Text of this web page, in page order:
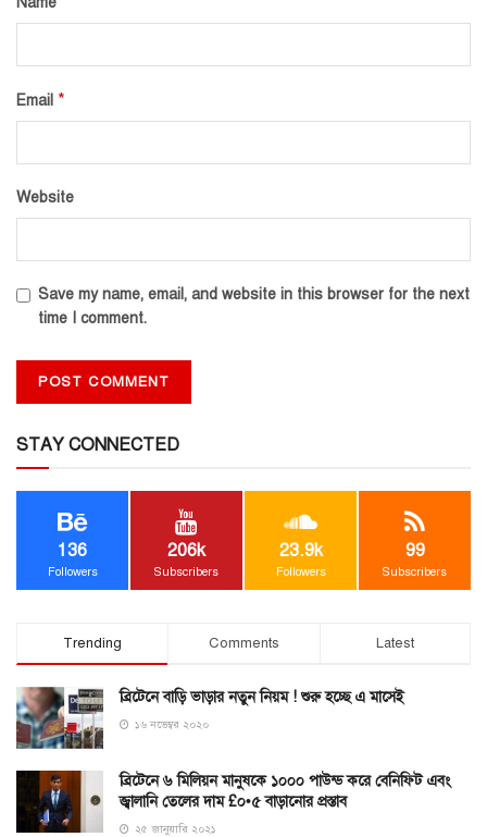
Email *
Website
Save my name, email, and website in this browser for the next
time I comment.
STAY CONNECTED
136
Followers
206k
Subscribers
23.9k
Followers
99
Subscribers
Trending Comments Latest
ব্রিটেনে বাড়ি ভাড়ার নতুন নিয়ম ! শুরু হচ্ছে এ মাসেই
১৬ নভেম্বর ২০২০
ব্রিটেনে ৬ মিলিয়ন মানুষকে ১০০০ পাউন্ড করে বেনিফিট এবং
জ্বালানি তেলের দাম £০•৫ বাড়ানোর প্রস্তাব
২৫ জানুয়ারি ২০২১